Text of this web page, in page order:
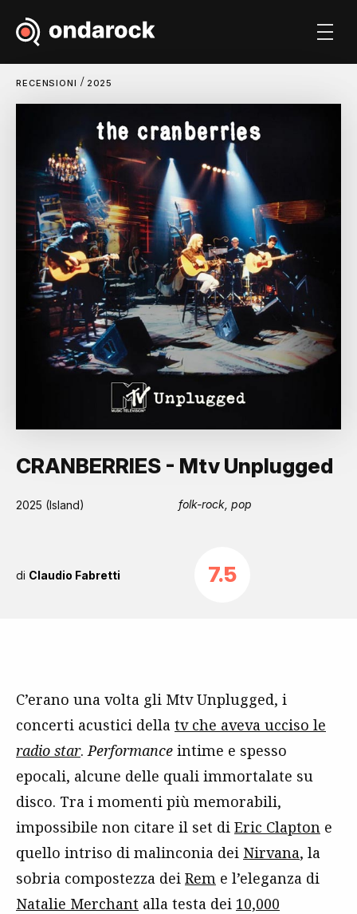
RECENSIONI / 2025
CRANBERRIES - Mtv Unplugged
2025 (Island) folk-rock, pop
di Claudio Fabretti 7.5
C’erano una volta gli Mtv Unplugged, i
concerti acustici della tv che aveva ucciso le
radio star.Performance intime e spesso
epocali, alcune delle quali immortalate su
disco. Tra i momenti più memorabili,
impossibile non citare il set di Eric Clapton e
quello intriso di malinconia dei Nirvana, la
sobria compostezza dei Rem e l’eleganza di
Natalie Merchant alla testa dei 10,000